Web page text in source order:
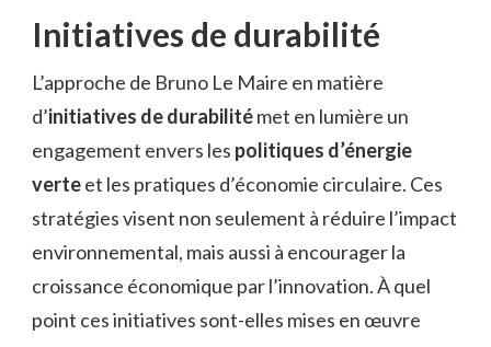
Initiatives de durabilité
L’approche de Bruno Le Maire en matière
d’initiatives de durabilitémet en lumière un
engagement envers les politiques d’énergie
verteet les pratiques d’économie circulaire. Ces
stratégies visent non seulement à réduire l’impact
environnemental, mais aussi à encourager la
croissance économique par l’innovation. À quel
point ces initiatives sont-elles mises en œuvre